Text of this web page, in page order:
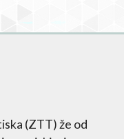
(ZTT) že od